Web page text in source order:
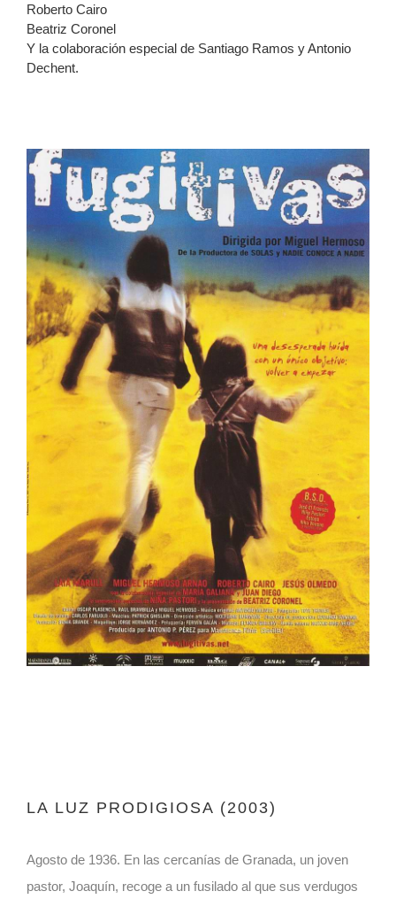
Roberto Cairo
Beatriz Coronel
Y la colaboración especial de Santiago Ramos y Antonio
Dechent.
LA LUZ PRODIGIOSA (2003)
Agosto de 1936. En las cercanías de Granada, un joven
pastor, Joaquín, recoge a un fusilado al que sus verdugos